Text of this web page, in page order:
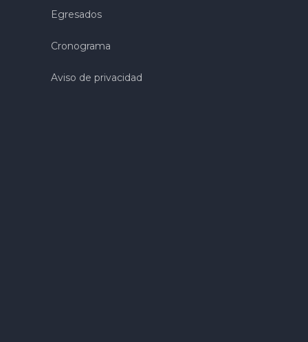
Egresados
Cronograma
Aviso de privacidad